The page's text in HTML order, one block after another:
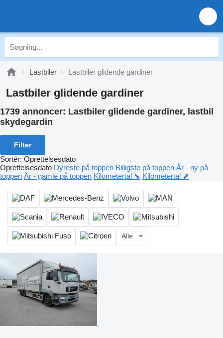
Lastbiler Lastbiler glidende gardiner
Lastbiler glidende gardiner
1739 annoncer: Lastbiler glidende gardiner, lastbil
skydegardin
Filter
Sortér: Oprettelsesdato
Oprettelsesdato Dyreste på toppen Billigste på toppen År - ny på
toppen År - gamle på toppen Kilometertal ⬊ Kilometertal ⬈
Alle